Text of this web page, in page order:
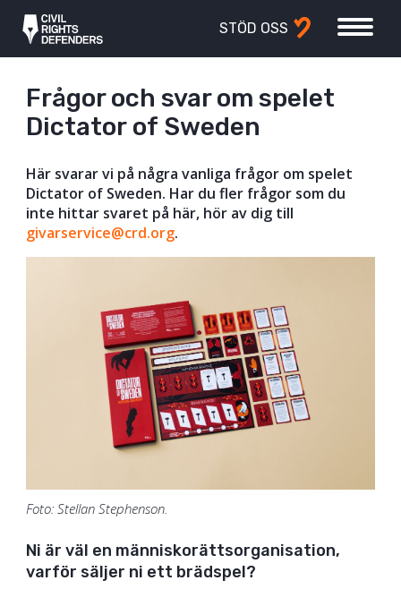
STÖD OSS
Frågor och svar om spelet
Dictator of Sweden
Här svarar vi på några vanliga frågor om spelet
Dictator of Sweden. Har du fler frågor som du
inte hittar svaret på här, hör av dig till
givarservice@crd.org.
Foto: Stellan Stephenson.
Ni är väl en människorättsorganisation,
varför säljer ni ett brädspel?